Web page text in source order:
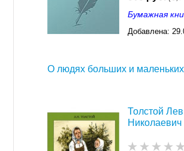
Бумажная
Добавлена:
О людях больших и маленьких
Толстой Лев
Николаевич